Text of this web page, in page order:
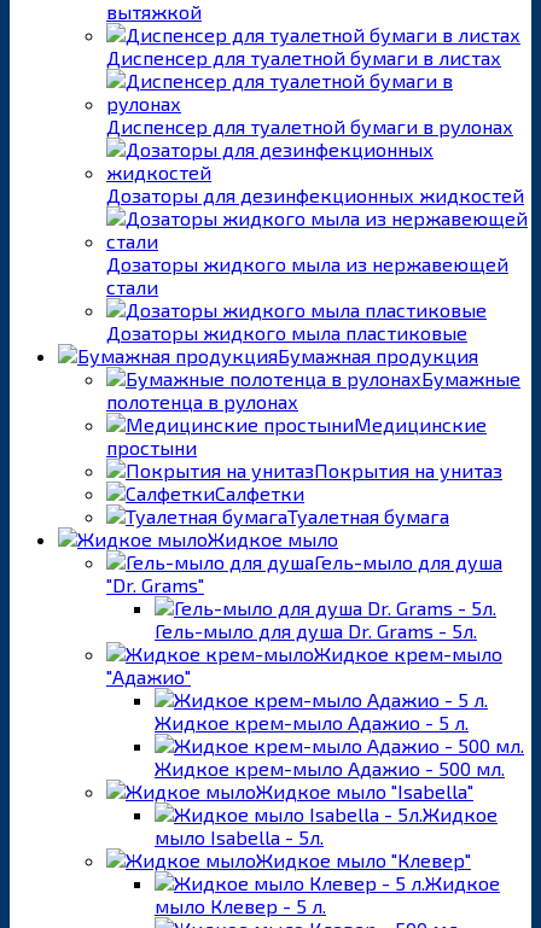
вытяжкой
Диспенсер для туалетной бумаги в листах
Диспенсер для туалетной бумаги в рулонах
Дозаторы для дезинфекционных жидкостей
Дозаторы жидкого мыла из нержавеющей
стали
Дозаторы жидкого мыла пластиковые
Бумажная продукция
Бумажные
полотенца в рулонах
Медицинские
простыни
Покрытия на унитаз
Салфетки
Туалетная бумага
Жидкое мыло
Гель-мыло для душа
"Dr. Grams"
Гель-мыло для душа Dr. Grams - 5л.
Жидкое крем-мыло
"Адажио"
Жидкое крем-мыло Адажио - 5 л.
Жидкое крем-мыло Адажио - 500 мл.
Жидкое мыло "Isabella"
Жидкое
мыло Isabella - 5л.
Жидкое мыло "Клевер"
Жидкое
мыло Клевер - 5 л.